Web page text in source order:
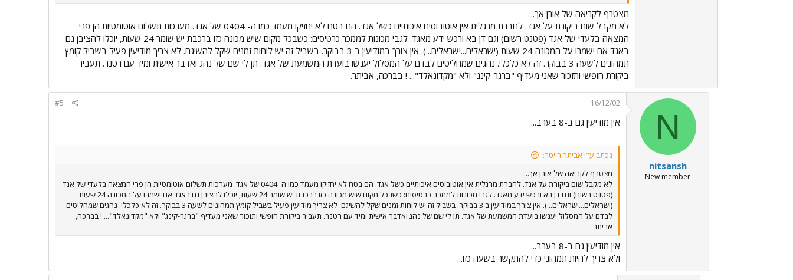
מצטרף לקריאה של אורן אך...
לא מקבל שום ביקורת על אגד. לחברת מרגלית אין אוטובוסים איכותיים כשל אגד. הם בטח לא יחזיקו מעמד כמו ה- 0404 של אגד. מערכות תשלום אוטומטיות הן פרי
המצאה בלעדי של אגד (פטנט רשום) וגם דן בא ורכש ידע מאגד. לגבי מכונות לממכר כרטיסים: כשבכל מקום שיש מכונה כזו ברכבת יש שומר 24 שעות, יוכלו להציבן גם
באגד אם ישמרו על המכונה 24 שעות (ישראלים...ישראלים...). אין צורך במודיעין ב 3 בבוקר. בשביל זה יש לוחות זמנים שקל להשיגם. לא צריך מודיעין פעיל בשביל קומץ
תמהונים לשעה 3 בבוקר. זה לא כלכלי. נהגים שמחליטים לבדם על המסלול יענשו בועדת המשמעת של אגד. תן לי שם של נהג ואדבר אישית ומיד עם רטנר. תעביר
ביקורת חופשי ותזכור שאני מעדיף "ברגר-קינג" ולא "מקדונאלד"... ! בברכה, אביתר.
N
nitsansh
New member
16/12/02
#5
אין מודיעין גם ב-8 בערב...
נכתב ע"י אביתר רייטר:
מצטרף לקריאה של אורן אך...
לא מקבל שום ביקורת על אגד. לחברת מרגלית אין אוטובוסים איכותיים כשל אגד. הם בטח לא יחזיקו מעמד כמו ה- 0404 של אגד. מערכות תשלום אוטומטיות הן פרי המצאה בלעדי של אגד
(פטנט רשום) וגם דן בא ורכש ידע מאגד. לגבי מכונות לממכר כרטיסים: כשבכל מקום שיש מכונה כזו ברכבת יש שומר 24 שעות, יוכלו להציבן גם באגד אם ישמרו על המכונה 24 שעות
(ישראלים...ישראלים...). אין צורך במודיעין ב 3 בבוקר. בשביל זה יש לוחות זמנים שקל להשיגם. לא צריך מודיעין פעיל בשביל קומץ תמהונים לשעה 3 בבוקר. זה לא כלכלי. נהגים שמחליטים
לבדם על המסלול יענשו בועדת המשמעת של אגד. תן לי שם של נהג ואדבר אישית ומיד עם רטנר. תעביר ביקורת חופשי ותזכור שאני מעדיף "ברגר-קינג" ולא "מקדונאלד"... ! בברכה,
אביתר.
אין מודיעין גם ב-8 בערב...
ולא צריך להיות תמהוני כדי להתקשר בשעה כזו...